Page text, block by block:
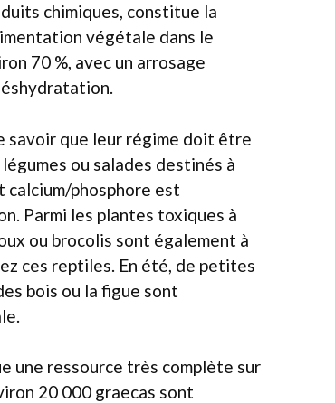
chimiques, constitue la
végétale dans le
70 %, avec un arrosage
savoir que leur régime doit être
ou salades destinés à
calcium/phosphore est
Parmi les plantes toxiques à
ou brocolis sont également à
ces reptiles. En été, de petites
bois ou la figue sont
une ressource très complète sur
20 000 graecas sont